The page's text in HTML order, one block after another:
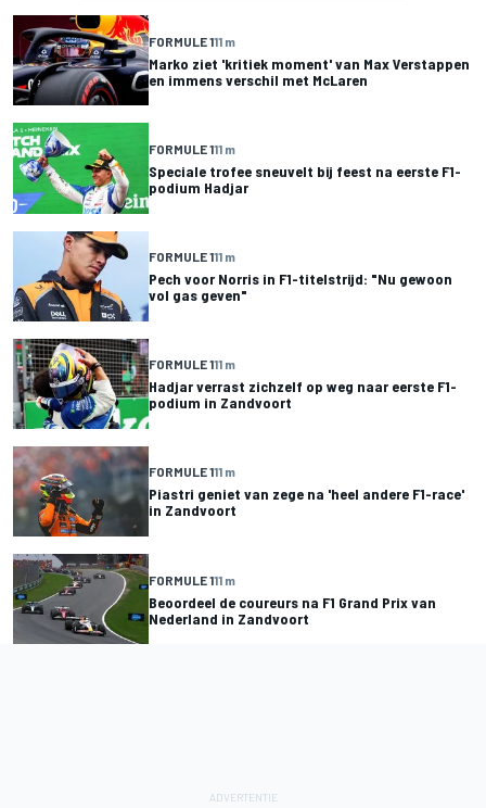
FORMULE 111 m
Marko ziet 'kritiek moment' van Max Verstappen
en immens verschil met McLaren
FORMULE 111 m
Speciale trofee sneuvelt bij feest na eerste F1-
podium Hadjar
FORMULE 111 m
Pech voor Norris in F1-titelstrijd: "Nu gewoon
vol gas geven"
FORMULE 111 m
Hadjar verrast zichzelf op weg naar eerste F1-
podium in Zandvoort
FORMULE 111 m
Piastri geniet van zege na 'heel andere F1-race'
in Zandvoort
FORMULE 111 m
Beoordeel de coureurs na F1 Grand Prix van
Nederland in Zandvoort